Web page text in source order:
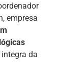
empresa
da